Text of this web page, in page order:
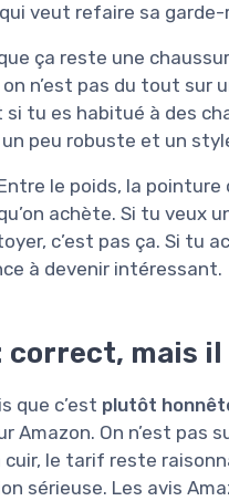
veut refaire sa garde-
ça reste une
n’est pas du tout sur
tu es habitué à des
peu robuste et un
le poids, la
achète. Si tu veux
c’est pas ça. Si tu
à devenir intéressant.
mais
que c’est plutôt
Amazon. On n’est pas
le tarif reste
sérieuse. Les avis